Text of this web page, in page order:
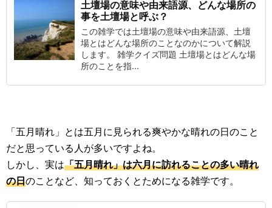
土壇場の意味や由来語源、どんな場所の
事を土壇場と呼ぶ？
この雑学では土壇場の意味や由来語源、土壇
場とはどんな場所のことなのかについて解説
します。 雑学クイズ問題 土壇場とはどんな場
所のことを指...
「五月晴れ」とは五月に見られる爽やかな晴れの日のこと
だと思っている人が多いですよね。
しかし、実は「五月晴れ」は六月に訪れることの多い晴れ
の日のことなど、知っておくとためになる雑学です。